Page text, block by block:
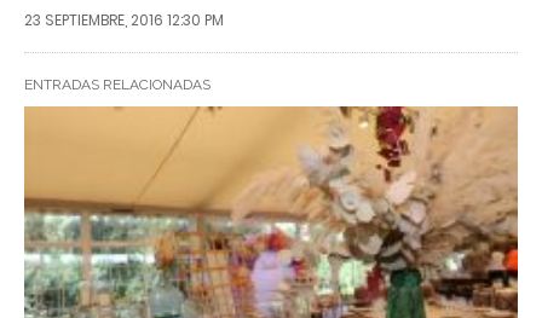
23 SEPTIEMBRE, 2016 12:30 PM
ENTRADAS RELACIONADAS